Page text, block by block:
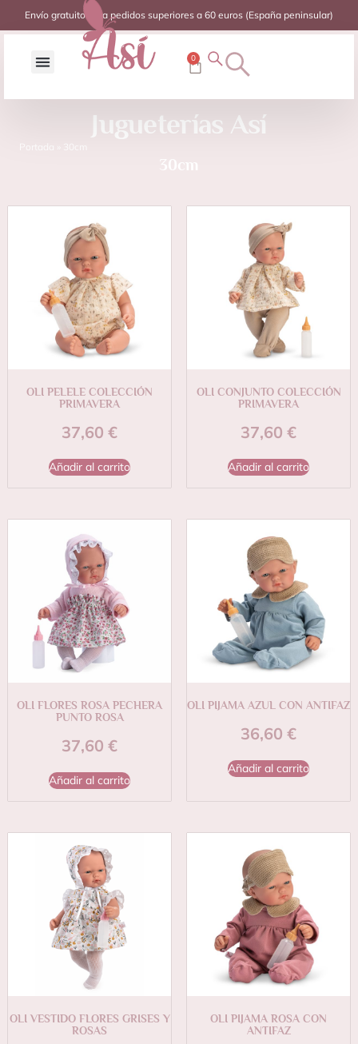
Envío gratuito para pedidos superiores a 60 euros (España peninsular)
0
Jugueterías Así
Portada
OLI PELELE COLECCIÓN
PRIMAVERA
37,60 €
Añadir al carrito
OLI CONJUNTO COLECCIÓN
PRIMAVERA
37,60 €
Añadir al carrito
OLI FLORES ROSA PECHERA
PUNTO ROSA
37,60 €
Añadir al carrito
OLI PIJAMA AZUL CON ANTIFAZ
36,60 €
Añadir al carrito
OLI VESTIDO FLORES GRISES Y
ROSAS
OLI PIJAMA ROSA CON
ANTIFAZ